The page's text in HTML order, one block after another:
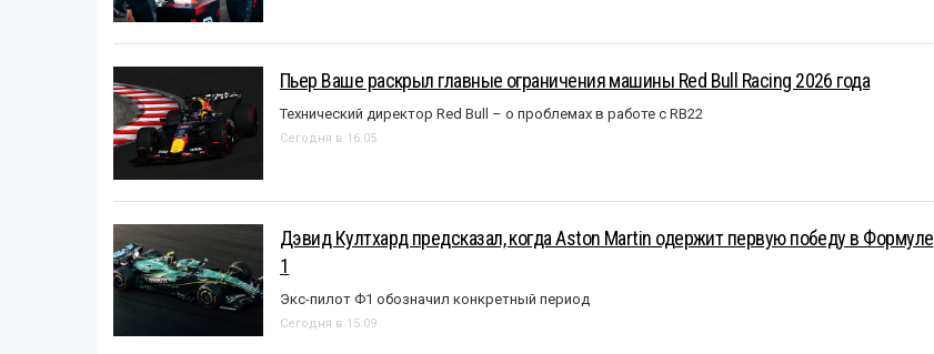
Пьер Ваше раскрыл главные ограничения машины Red Bull Racing 2026 года
Технический директор Red Bull – о проблемах в работе с RB22
Сегодня в 16:05
Дэвид Култхард предсказал, когда Aston Martin одержит первую победу в Формуле
1
Экс-пилот Ф1 обозначил конкретный период
Сегодня в 15:09